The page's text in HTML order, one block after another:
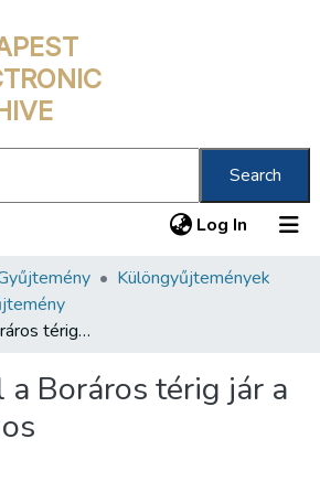
Search
Log In (current)
Különgyűjtemények
Május 1-től a Boráros térig jár a 2-es villamos
Boráros térig jár a